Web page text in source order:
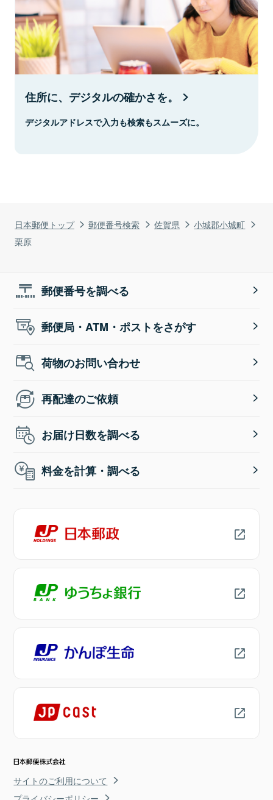
日本郵便トップ 郵便番号検索 佐賀県
小城郡小城町
栗原
住所に、デジタルの確かさを。
デジタルアドレスで入力も検索もスムーズに。
郵便番号を調べる
郵便局・ATM・ポストをさがす
荷物のお問い合わせ
再配達のご依頼
お届け日数を調べる
料金を計算・調べる
サイトのご利用について